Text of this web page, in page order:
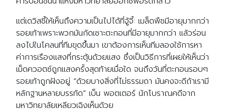
แต่เดวิสชี้ให้เห็นถึงความเป็นไปได้ที่จู้จี้: เมล็ดพืชมีอายุมากกว่า
รอยเท้าเพราะพวกมันกัดเซาะตะกอนที่มีอายุมากกว่า แล้วร่อน
ลงไปในโคลนที่ทีมขุดขึ้นมา เขาต้องการเห็นทีมลองใช้การหา
ค่าการเรืองแสงที่กระตุ้นด้วยแสง ซึ่งเป็นวิธีการที่เผยให้เห็นว่า
เม็ดควอตซ์ถูกแสงครั้งสุดท้ายเมื่อใด จนถึงวันที่ตะกอนรอบๆ
รอยเท้าถูกฝังอยู่ “ด้วยบางสิ่งที่ไม่ธรรมดา มันคงจะดีถ้าเรามี
หลักฐานหลายบรรทัด” เบ็น พอตเตอร์ นักโบราณคดีจาก
มหาวิทยาลัยเหลียวเฉิงเห็นด้วย